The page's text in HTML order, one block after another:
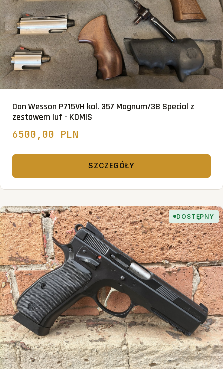
Dan Wesson P715VH kal. 357 Magnum/38 Special z
zestawem luf - KOMIS
6500,00 PLN
SZCZEGÓŁY
DOSTĘPNY